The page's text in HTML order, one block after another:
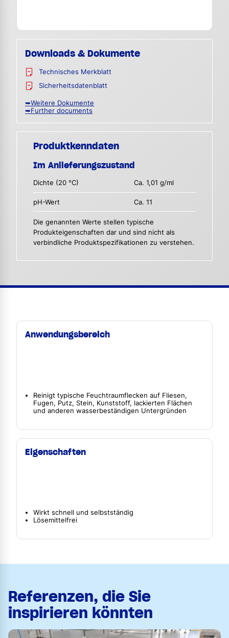
Downloads & Dokumente
Technisches Merkblatt
Sicherheitsdatenblatt
➥Weitere Dokumente
➥Further documents
Produktkenndaten
Im Anlieferungszustand
Dichte (20 °C) Ca. 1,01 g/ml
pH-Wert Ca. 11
Die genannten Werte stellen typische
Produkteigenschaften dar und sind nicht als
verbindliche Produktspezifikationen zu verstehen.
Anwendungsbereich
Reinigt typische Feuchtraumflecken auf Fliesen,
Fugen, Putz, Stein, Kunststoff, lackierten Flächen
und anderen wasserbeständigen Untergründen
Eigenschaften
Wirkt schnell und selbstständig
Lösemittelfrei
Referenzen, die Sie
inspirieren könnten